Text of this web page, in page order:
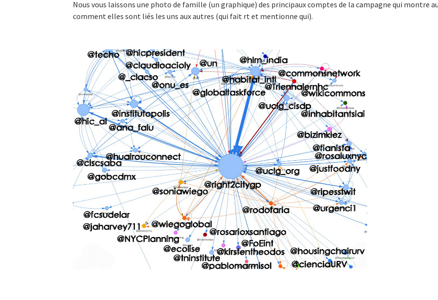
Nous vous laissons une photo de famille (un graphique) des principaux comptes de la campagne qui montre
comment elles sont liés les uns aux autres (qui fait rt et mentionne qui).